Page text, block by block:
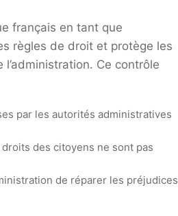
français en tant que
règles de droit et protège les
Ce contrôle
par les autorités administratives
droits des citoyens ne sont pas
de réparer les préjudices